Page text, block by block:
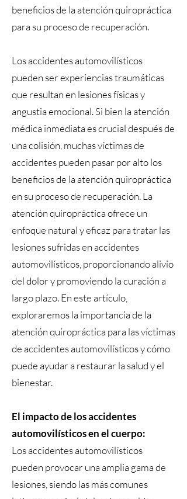
beneficios de la atención quiropráctica
para su proceso de recuperación.
Los accidentes automovilísticos
pueden ser experiencias traumáticas
que resultan en lesiones físicas y
angustia emocional. Si bien la atención
médica inmediata es crucial después de
una colisión, muchas víctimas de
accidentes pueden pasar por alto los
beneficios de la atención quiropráctica
en su proceso de recuperación. La
atención quiropráctica ofrece un
enfoque natural y eficaz para tratar las
lesiones sufridas en accidentes
automovilísticos, proporcionando alivio
del dolor y promoviendo la curación a
largo plazo. En este artículo,
exploraremos la importancia de la
atención quiropráctica para las víctimas
de accidentes automovilísticos y cómo
puede ayudar a restaurar la salud y el
bienestar.
El impacto de los accidentes
automovilísticos en el cuerpo:
Los accidentes automovilísticos
pueden provocar una amplia gama de
lesiones, siendo las más comunes